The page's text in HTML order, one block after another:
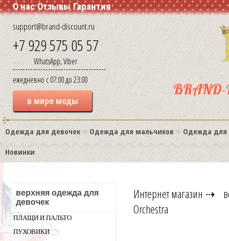
О нас Отзывы Гарантия
support@brand-discount.ru
+7 929 575 05 57
WhatsApp, Viber
ежедневно с 07:00 до 23:00
в мире моды
BRAND-
Одежда для девочек Одежда для мальчиков
Одежда для
Новинки
верхняя одежда для
девочек
ПЛАЩИ И ПАЛЬТО
ПУХОВИКИ
Интернет магазин ⇢
Orchestra